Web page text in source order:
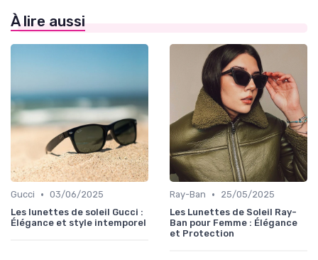
À lire aussi
Gucci • 03/06/2025
Les lunettes de soleil Gucci :
Élégance et style intemporel
Ray-Ban •
25/05/2025
Les Lunettes de Soleil Ray-
Ban pour Femme : Élégance
et Protection